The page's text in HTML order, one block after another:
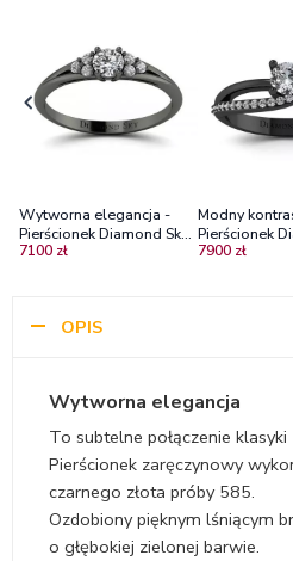
Wytworna elegancja -
Pierścionek Diamond Sky
zaręczynowy z czarnego
7100 zł
Modny
Pierścionek
czarne złoto,
7900 zł
OPIS
Wytworna elegancja
To subtelne połączenie
Pierścionek zaręczynowy
czarnego złota próby 585.
Ozdobiony pięknym lśniącym
o głębokiej zielonej barwie.